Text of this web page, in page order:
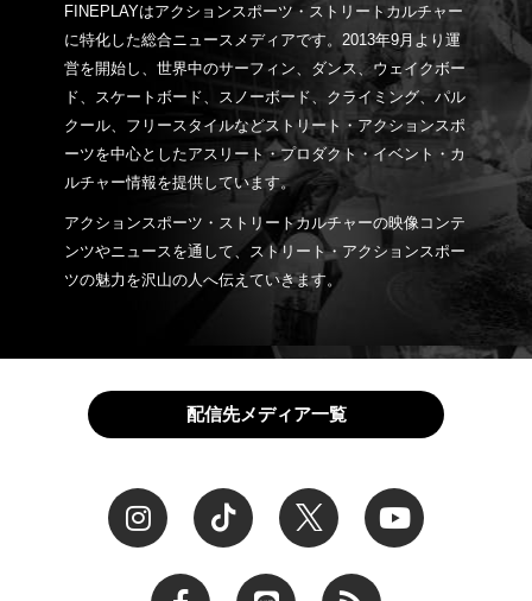
FINEPLAYはアクションスポーツ・ストリートカルチャー
に特化した総合ニュースメディアです。2013年9月より運
営を開始し、世界中のサーフィン、ダンス、ウェイクボー
ド、スケートボード、スノーボード、クライミング、パル
クール、フリースタイルなどストリート・アクションスポ
ーツを中心としたアスリート・プロダクト・イベント・カ
ルチャー情報を提供しています。
アクションスポーツ・ストリートカルチャーの映像コンテ
ンツやニュースを通して、ストリート・アクションスポー
ツの魅力を沢山の人へ伝えていきます。
配信先メディア一覧